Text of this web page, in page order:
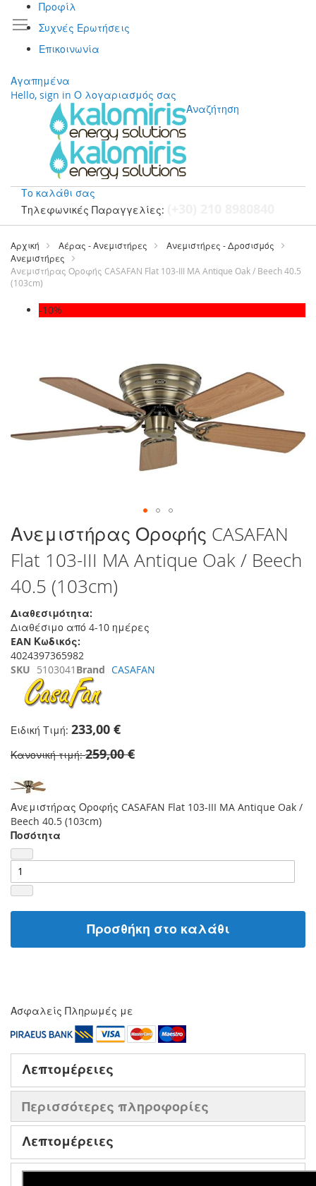
Προφίλ
Συχνές Ερωτήσεις
Επικοινωνία
Αγαπημένα
Hello, sign in Ο λογαριασμός σας
Αναζήτηση
Το καλάθι σας
Τηλεφωνικές Παραγγελίες:
Μετάβαση
περιεχόμενο
Αρχική Αέρας - Ανεμιστήρες
Ανεμιστήρες - Δροσισμός
Ανεμιστήρες
Ανεμιστήρας Οροφής CASAFAN Flat 103-III MA Antique Oak / Beech 40.5
(103cm)
Μετάβαση
εικόνων
-10%
Μετάβαση
στην
αρχή
της
συλλογής
εικόνων
Ανεμιστήρας Οροφής CASAFAN
Flat 103-III MA Antique Oak / Beech
40.5 (103cm)
Διαθεσιμότητα:
Διαθέσιμο από 4-10 ημέρες
EAN Κωδικός:
4024397365982
SKU 5103041 Brand CASAFAN
Ειδική Τιμή 233,00 €
Κανονική τιμή 259,00 €
Ανεμιστήρας Οροφής CASAFAN Flat 103-III MA Antique Oak /
Beech 40.5 (103cm)
Ποσότητα
Προσθήκη στο καλάθι
Ασφαλείς Πληρωμές με
Λεπτομέρειες
Περισσότερες πληροφορίες
Λεπτομέρειες